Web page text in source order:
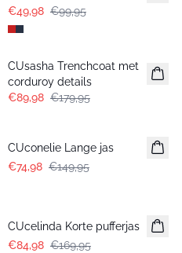
€49,98 €99,95
-50%
CUsasha Trenchcoat met
corduroy details
€89,98 €179,95
CUconelie Lange jas
€74,98 €149,95
CUcelinda Korte pufferjas
€84,98 €169,95